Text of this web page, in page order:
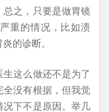
之，只要是做胃镜
重的情况，比如溃
的诊断。
这么做还不是为了
没有根据，但我觉
下不是原因。举几